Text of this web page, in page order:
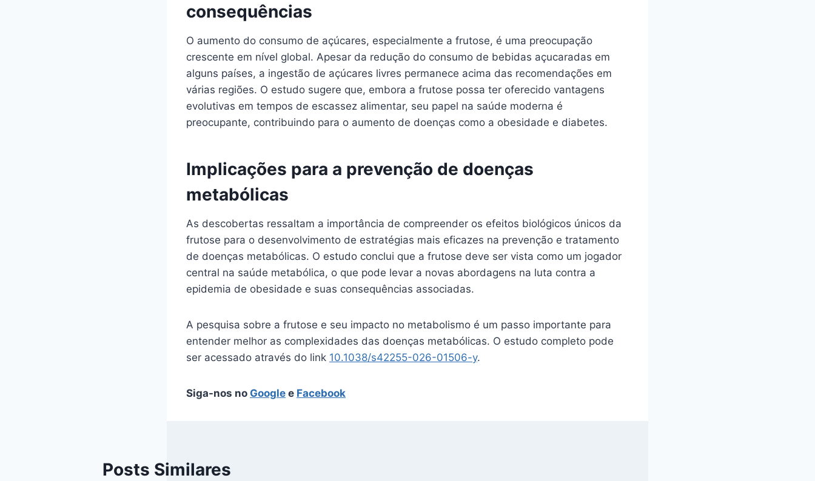
consequências
O aumento do consumo de açúcares, especialmente a frutose, é uma preocupação
crescente em nível global. Apesar da redução do consumo de bebidas açucaradas em
alguns países, a ingestão de açúcares livres permanece acima das recomendações em
várias regiões. O estudo sugere que, embora a frutose possa ter oferecido vantagens
evolutivas em tempos de escassez alimentar, seu papel na saúde moderna é
preocupante, contribuindo para o aumento de doenças como a obesidade e diabetes.
Implicações para a prevenção de doenças
metabólicas
As descobertas ressaltam a importância de compreender os efeitos biológicos únicos da
frutose para o desenvolvimento de estratégias mais eficazes na prevenção e tratamento
de doenças metabólicas. O estudo conclui que a frutose deve ser vista como um jogador
central na saúde metabólica, o que pode levar a novas abordagens na luta contra a
epidemia de obesidade e suas consequências associadas.
A pesquisa sobre a frutose e seu impacto no metabolismo é um passo importante para
entender melhor as complexidades das doenças metabólicas. O estudo completo pode
ser acessado através do link 10.1038/s42255-026-01506-y.
Siga-nos no Google e Facebook
Posts Similares